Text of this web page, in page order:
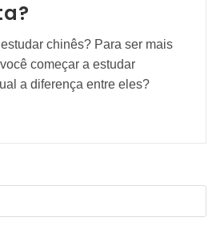
chinês? Para ser mais
começar a estudar
a diferença entre eles?
a